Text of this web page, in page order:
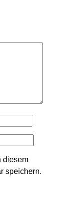
diesem
speichern.